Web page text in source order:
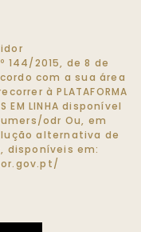
144/2015, de 8 de
com a sua área
à PLATAFORMA
EM LINHA disponível
odr Ou, em
alternativa de
disponíveis em: